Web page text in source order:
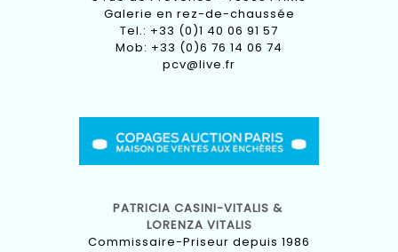
Galerie en rez-de-chaussée
Tel.: +33 (0)1 40 06 91 57
Mob: +33 (0)6 76 14 06 74
pcv@live.fr
PATRICIA CASINI-VITALIS &
LORENZA VITALIS
Commissaire-Priseur depuis 1986